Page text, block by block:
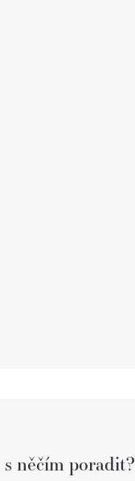
něčím poradit?